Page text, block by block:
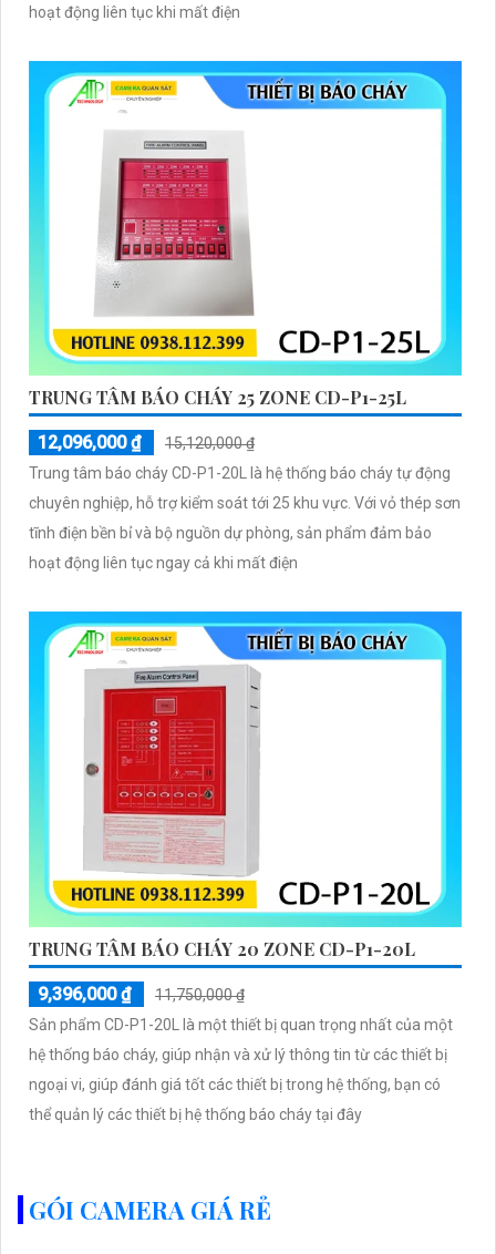
hoạt động liên tục khi mất điện
TRUNG TÂM BÁO CHÁY 25 ZONE CD-P1-25L
12,096,000 ₫
15,120,000 ₫
Trung tâm báo cháy CD-P1-20L là hệ thống báo cháy tự động
chuyên nghiệp, hỗ trợ kiểm soát tới 25 khu vực. Với vỏ thép sơn
tĩnh điện bền bỉ và bộ nguồn dự phòng, sản phẩm đảm bảo
hoạt động liên tục ngay cả khi mất điện
TRUNG TÂM BÁO CHÁY 20 ZONE CD-P1-20L
9,396,000 ₫
11,750,000 ₫
Sản phẩm CD-P1-20L là một thiết bị quan trọng nhất của một
hệ thống báo cháy, giúp nhận và xử lý thông tin từ các thiết bị
ngoại vi, giúp đánh giá tốt các thiết bị trong hệ thống, bạn có
thể quản lý các thiết bị hệ thống báo cháy tại đây
GÓI CAMERA GIÁ RẺ